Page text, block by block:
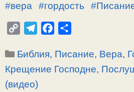
#вера #гордость
p
y
l
e
c
e
п
р
Рубрики
Библия, Писание, Вера,
Крещение Господне,
(видео)